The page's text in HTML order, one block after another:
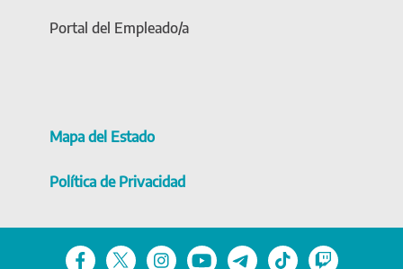
Portal del Empleado/a
Mapa del Estado
Política de Privacidad